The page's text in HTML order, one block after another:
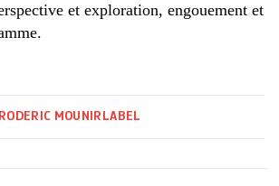
et exploration, engouement et
RODERIC MOUNIR LABEL